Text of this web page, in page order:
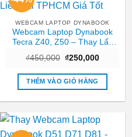
WEBCAM LAPTOP DYNABOOK
Webcam Laptop Dynabook
Tecra Z40, Z50 – Thay Lấy
₫450,000 Giá
là:
₫450,000.
₫250,000Giá
tại
₫250,000.
THÊM VÀO GIỎ HÀNG